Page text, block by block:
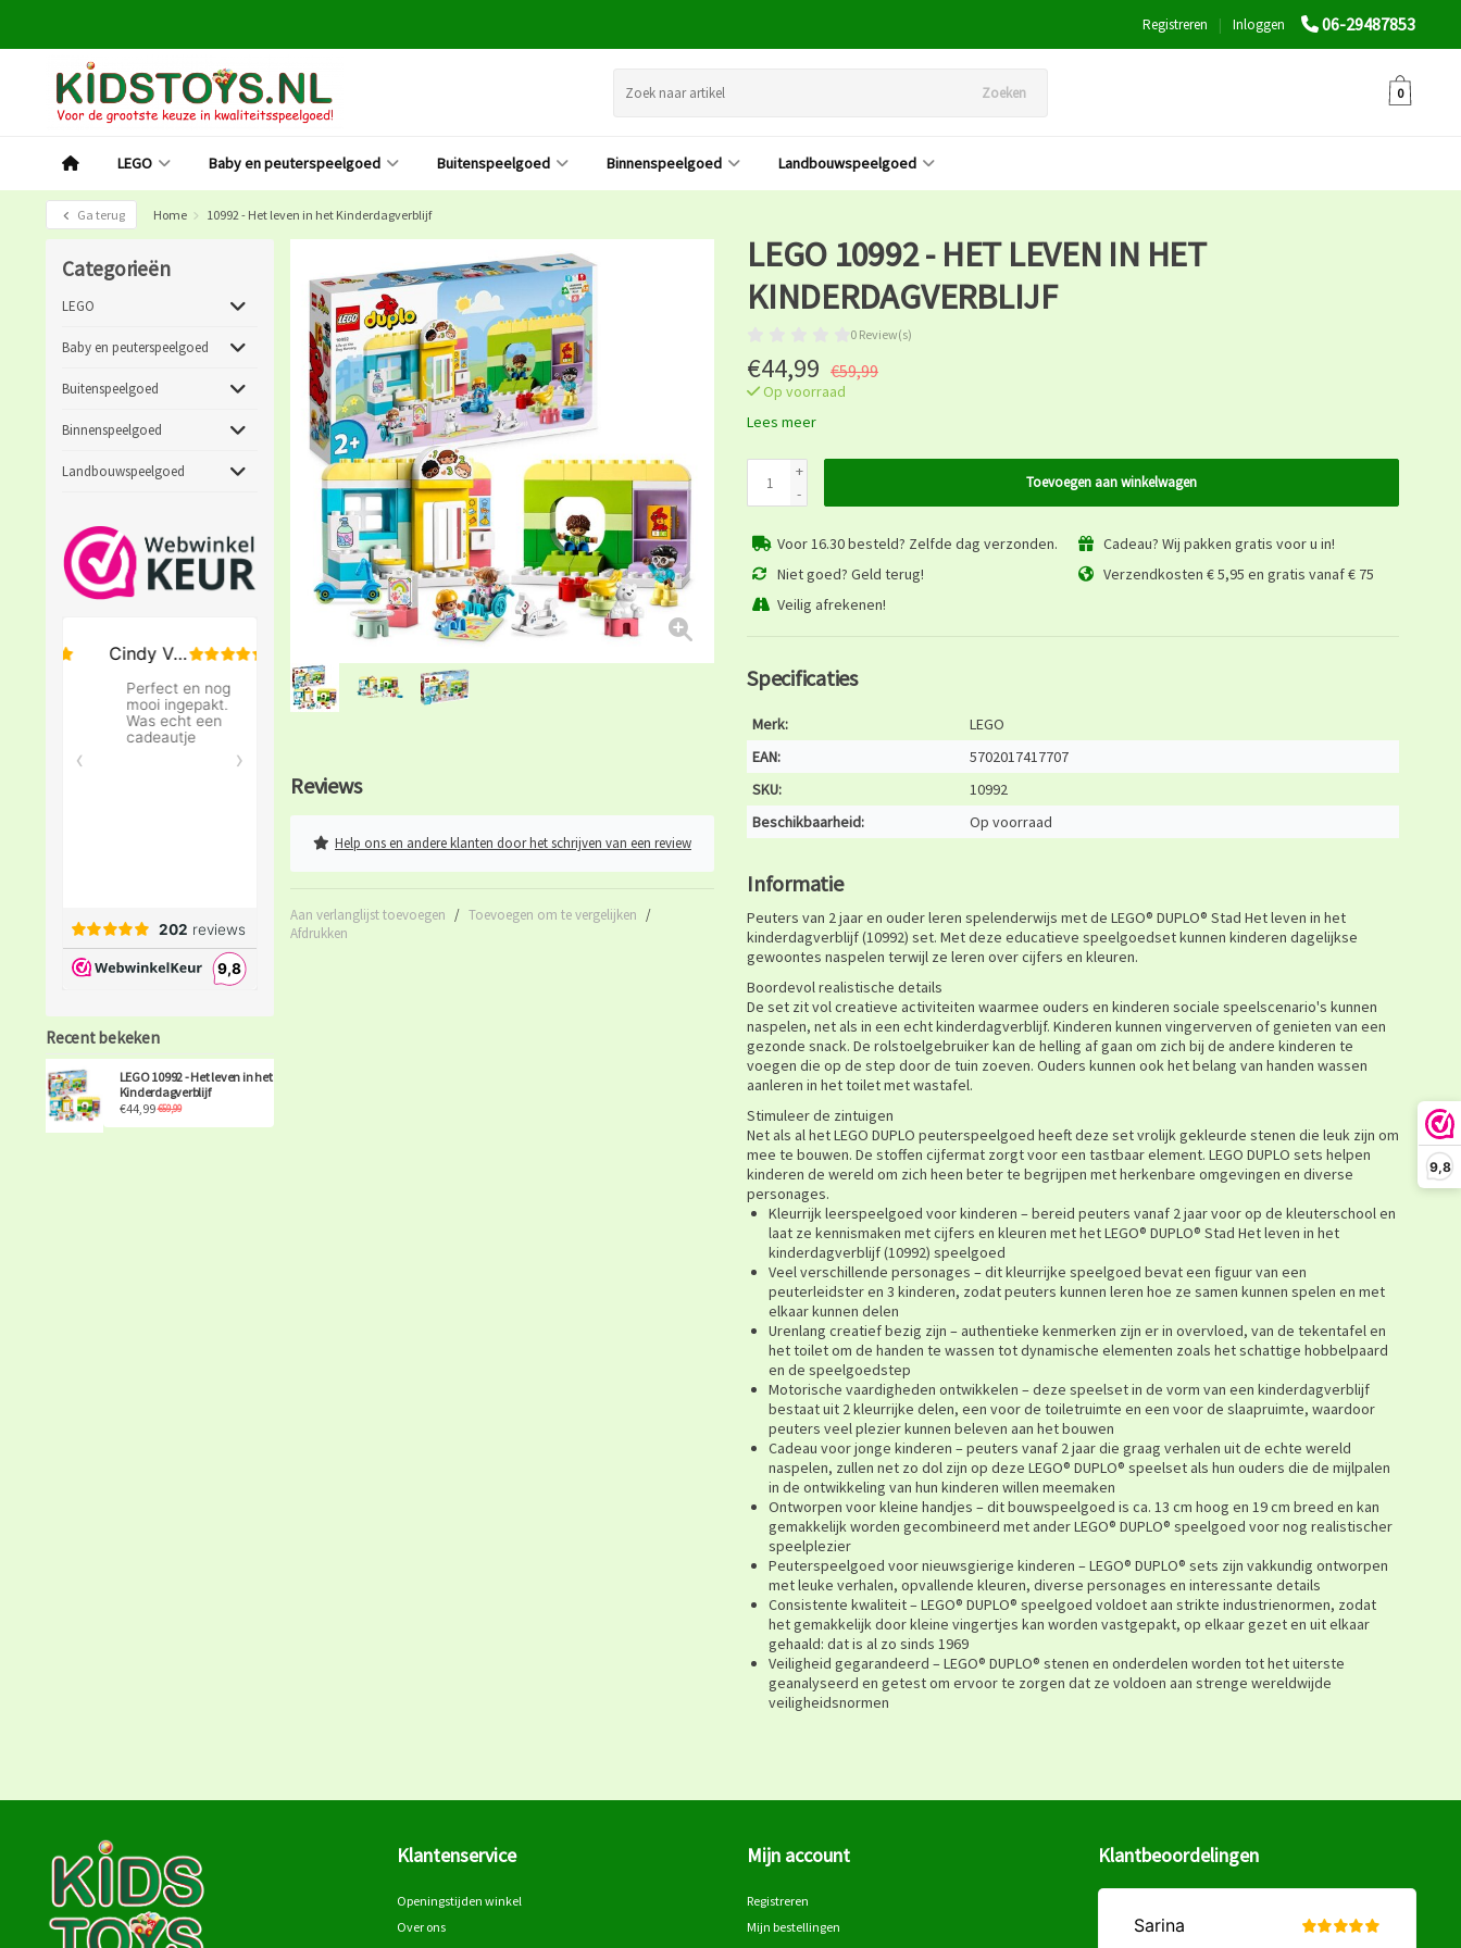
9,8
06-29487853
Inloggen
|
Registreren
Zoeken 0
LEGO Baby en peuterspeelgoed Buitenspeelgoed Binnenspeelgoed Landbouwspeelgoed
Ga terug Home 10992 - Het leven in het Kinderdagverblijf
Categorieën
LEGO
Baby en peuterspeelgoed
Buitenspeelgoed
Binnenspeelgoed
Landbouwspeelgoed
Recent bekeken
LEGO 10992 - Het leven in het
Kinderdagverblijf
€44,99€59,99
Reviews
Help ons en andere klanten door het schrijven van een review
Aan verlanglijst toevoegen / Toevoegen om te vergelijken /
Afdrukken
LEGO 10992 - HET LEVEN IN HET
KINDERDAGVERBLIJF
0 Review(s)
€44,99 €59,99
Op voorraad
Lees meer
+
-
Toevoegen aan winkelwagen
Voor 16.30 besteld? Zelfde dag verzonden.
Cadeau? Wij pakken gratis voor u in!
Niet goed? Geld terug!
Verzendkosten € 5,95 en gratis vanaf € 75
Veilig afrekenen!
Specificaties
Merk:
LEGO
EAN:
5702017417707
SKU:
10992
Beschikbaarheid:
Op voorraad
Informatie
Peuters van 2 jaar en ouder leren spelenderwijs met de LEGO® DUPLO® Stad Het leven in het
kinderdagverblijf (10992) set. Met deze educatieve speelgoedset kunnen kinderen dagelijkse
gewoontes naspelen terwijl ze leren over cijfers en kleuren.
Boordevol realistische details
De set zit vol creatieve activiteiten waarmee ouders en kinderen sociale speelscenario's kunnen
naspelen, net als in een echt kinderdagverblijf. Kinderen kunnen vingerverven of genieten van een
gezonde snack. De rolstoelgebruiker kan de helling af gaan om zich bij de andere kinderen te
voegen die op de step door de tuin zoeven. Ouders kunnen ook het belang van handen wassen
aanleren in het toilet met wastafel.
Stimuleer de zintuigen
Net als al het LEGO DUPLO peuterspeelgoed heeft deze set vrolijk gekleurde stenen die leuk zijn om
mee te bouwen. De stoffen cijfermat zorgt voor een tastbaar element. LEGO DUPLO sets helpen
kinderen de wereld om zich heen beter te begrijpen met herkenbare omgevingen en diverse
personages.
Kleurrijk leerspeelgoed voor kinderen – bereid peuters vanaf 2 jaar voor op de kleuterschool en
laat ze kennismaken met cijfers en kleuren met het LEGO® DUPLO® Stad Het leven in het
kinderdagverblijf (10992) speelgoed
Veel verschillende personages – dit kleurrijke speelgoed bevat een figuur van een
peuterleidster en 3 kinderen, zodat peuters kunnen leren hoe ze samen kunnen spelen en met
elkaar kunnen delen
Urenlang creatief bezig zijn – authentieke kenmerken zijn er in overvloed, van de tekentafel en
het toilet om de handen te wassen tot dynamische elementen zoals het schattige hobbelpaard
en de speelgoedstep
Motorische vaardigheden ontwikkelen – deze speelset in de vorm van een kinderdagverblijf
bestaat uit 2 kleurrijke delen, een voor de toiletruimte en een voor de slaapruimte, waardoor
peuters veel plezier kunnen beleven aan het bouwen
Cadeau voor jonge kinderen – peuters vanaf 2 jaar die graag verhalen uit de echte wereld
naspelen, zullen net zo dol zijn op deze LEGO® DUPLO® speelset als hun ouders die de mijlpalen
in de ontwikkeling van hun kinderen willen meemaken
Ontworpen voor kleine handjes – dit bouwspeelgoed is ca. 13 cm hoog en 19 cm breed en kan
gemakkelijk worden gecombineerd met ander LEGO® DUPLO® speelgoed voor nog realistischer
speelplezier
Peuterspeelgoed voor nieuwsgierige kinderen – LEGO® DUPLO® sets zijn vakkundig ontworpen
met leuke verhalen, opvallende kleuren, diverse personages en interessante details
Consistente kwaliteit – LEGO® DUPLO® speelgoed voldoet aan strikte industrienormen, zodat
het gemakkelijk door kleine vingertjes kan worden vastgepakt, op elkaar gezet en uit elkaar
gehaald: dat is al zo sinds 1969
Veiligheid gegarandeerd – LEGO® DUPLO® stenen en onderdelen worden tot het uiterste
geanalyseerd en getest om ervoor te zorgen dat ze voldoen aan strenge wereldwijde
veiligheidsnormen
Klantenservice
Openingstijden winkel
Over ons
Mijn account
Registreren
Mijn bestellingen
Klantbeoordelingen